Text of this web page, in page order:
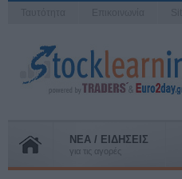
ΝΕΑ / ΕΙΔΗΣΕΙΣ
για τις αγορές